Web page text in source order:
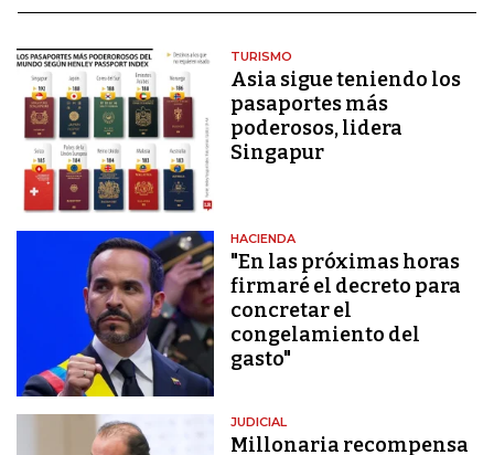
TURISMO
Asia sigue teniendo los
pasaportes más
poderosos, lidera
Singapur
HACIENDA
"En las próximas horas
firmaré el decreto para
concretar el
congelamiento del
gasto"
JUDICIAL
Millonaria recompensa